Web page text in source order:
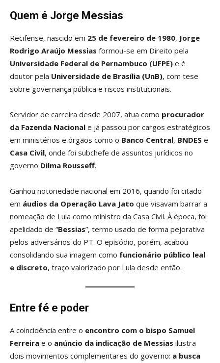
Quem é Jorge Messias
Recifense, nascido em 25 de fevereiro de 1980, Jorge
Rodrigo Araújo Messias formou-se em Direito pela
Universidade Federal de Pernambuco (UFPE) e é
doutor pela Universidade de Brasília (UnB), com tese
sobre governança pública e riscos institucionais.
Servidor de carreira desde 2007, atua como procurador
da Fazenda Nacional e já passou por cargos estratégicos
em ministérios e órgãos como o Banco Central, BNDES e
Casa Civil, onde foi subchefe de assuntos jurídicos no
governo Dilma Rousseff.
Ganhou notoriedade nacional em 2016, quando foi citado
em áudios da Operação Lava Jato que visavam barrar a
nomeação de Lula como ministro da Casa Civil. À época, foi
apelidado de “Bessias”, termo usado de forma pejorativa
pelos adversários do PT. O episódio, porém, acabou
consolidando sua imagem como funcionário público leal
e discreto, traço valorizado por Lula desde então.
Entre fé e poder
A coincidência entre o encontro com o bispo Samuel
Ferreira e o anúncio da indicação de Messias ilustra
dois movimentos complementares do governo: a busca